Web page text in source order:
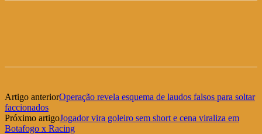
Artigo anteriorOperação revela esquema de laudos falsos para soltar
faccionados
Próximo artigoJogador vira goleiro sem short e cena viraliza em
Botafogo x Racing